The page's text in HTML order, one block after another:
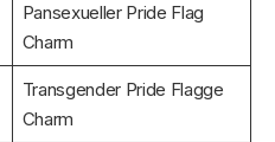
Pansexueller Pride Flag
Charm
Transgender Pride Flagge
Charm